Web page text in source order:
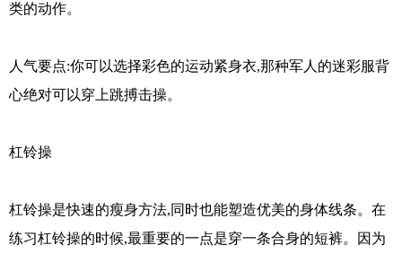
类的动作。
人气要点:你可以选择彩色的运动紧身衣,那种军人的迷彩服背
心绝对可以穿上跳搏击操。
杠铃操
杠铃操是快速的瘦身方法,同时也能塑造优美的身体线条。在
练习杠铃操的时候,最重要的一点是穿一条合身的短裤。因为